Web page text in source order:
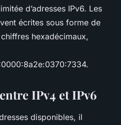
d’adresses IPv6. Les
écrites sous forme de
hexadécimaux,
IPv4 et IPv6
disponibles, il